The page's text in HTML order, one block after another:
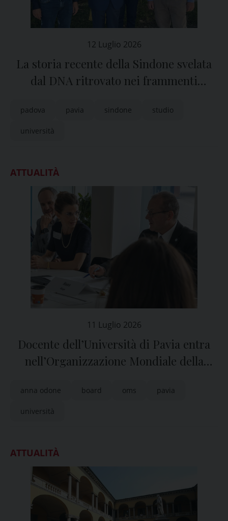
12 Luglio 2026
La storia recente della Sindone svelata
dal DNA ritrovato nei frammenti
padova pavia sindone studio
università
ATTUALITÀ
11 Luglio 2026
Docente dell’Università di Pavia entra
nell’Organizzazione Mondiale della
anna odone board oms pavia
università
ATTUALITÀ